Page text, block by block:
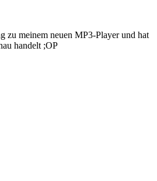
zu meinem neuen MP3-Player und hat
handelt ;OP